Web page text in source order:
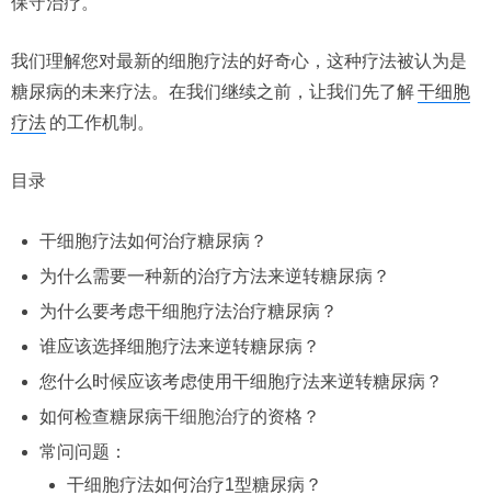
我们理解您对最新的细胞疗法的好奇心，这种疗法被认为是
糖尿病的未来疗法。在我们继续之前，让我们先了解干细胞
疗法 的工作机制。
目录
干细胞疗法如何治疗糖尿病？
为什么需要一种新的治疗方法来逆转糖尿病？
为什么要考虑干细胞疗法治疗糖尿病？
谁应该选择细胞疗法来逆转糖尿病？
您什么时候应该考虑使用干细胞疗法来逆转糖尿病？
如何检查糖尿病干细胞治疗的资格？
常问问题：
干细胞疗法如何治疗1型糖尿病？